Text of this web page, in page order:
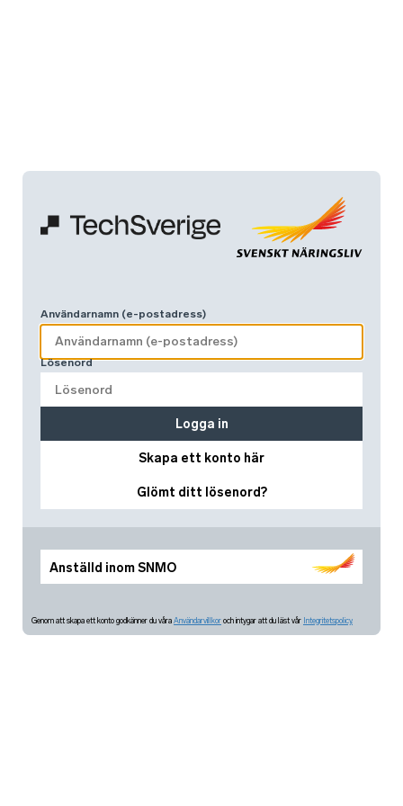
Anställd inom SNMO
Användarnamn (e-postadress)
Lösenord
Skapa ett konto här
Glömt ditt lösenord?
Logga in
Genom att skapa ett konto godkänner du våra Användarvillkor och intygar att du läst vår Integritetspolicy.